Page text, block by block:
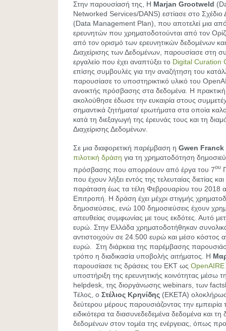
Στην παρουσίασή της, Η Marjan Grootweld
Networked Services/DANS) εστίασε στο Σχέδιο
(Data Management Plan), που αποτελεί μια
ερευνητών που χρηματοδοτούνται από τον
από τον ορισμό των ερευνητικών δεδομένων
Διαχείρισης των Δεδομένων, παρουσίασε στη
εργαλείο που έχει αναπτύξει το Digital Curation
επίσης συμβουλές για την αναζήτηση του
παρουσίασε το υποστηρικτικό υλικό του
ανοικτής πρόσβασης στα δεδομένα. Η
ακολούθησε έδωσε την ευκαιρία στους
σημαντικά ζητήματα/ ερωτήματα στα οποία
κατά τη διεξαγωγή της έρευνάς τους και τη
Διαχείρισης Δεδομένων.
Σε μια διαφορετική παρέμβαση η Gwen Franck
πιλοτική δράση για τη χρηματοδότηση
πρόσβασης που απορρέουν από έργα του 7ου
που έχουν λήξει εντός της τελευταίας διετίας
παράταση έως τα τέλη Φεβρουαρίου του 2018
Επιτροπή. Η δράση έχει μέχρι στιγμής
δημοσιεύσεις, ενώ 100 δημοσιεύσεις έχουν
απευθείας συμφωνίας με τους εκδότες. Αυτό
ευρώ. Στην Ελλάδα χρηματοδοτήθηκαν
αντιστοιχούν σε 24.500 ευρώ και μέσο κόστος
ευρώ. Στη διάρκεια της παρέμβασης
τρόπο η διαδικασία υποβολής αιτήματος. Η
παρουσίασε τις δράσεις του ΕΚΤ ως OpenAIRE
υποστήριξη της ερευνητικής κοινότητας μέσω
helpdesk, της διοργάνωσης webinars, των
Τέλος, ο Στέλιος Κρηνίδης (ΕΚΕΤΑ)
δεύτερου μέρους παρουσιάζοντας την εμπειρία
ειδικότερα τα διασυνεδεδεμένα δεδομένα και τη
δεδομένων στον τομέα της ενέργειας, όπως